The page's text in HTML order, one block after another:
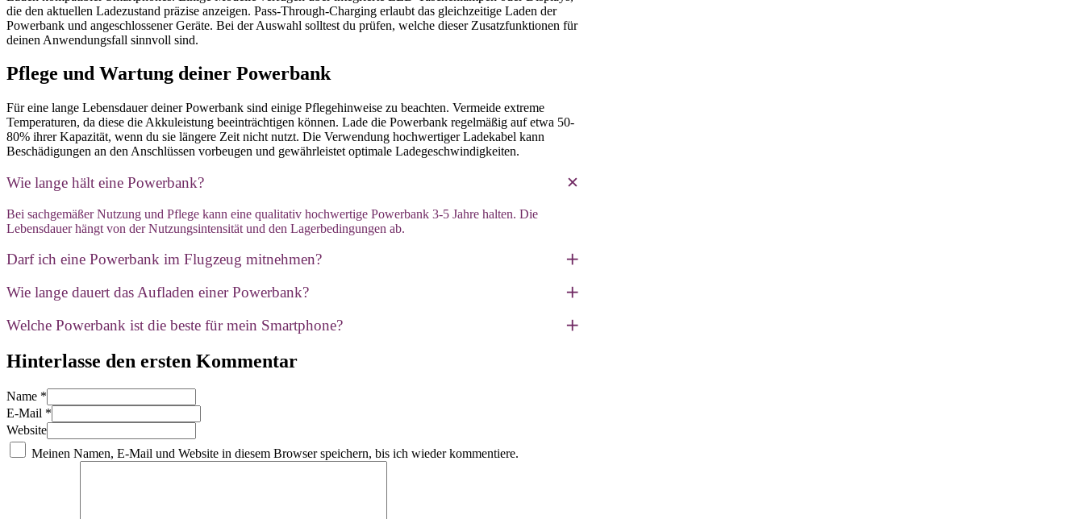
die den aktuellen Ladezustand präzise anzeigen. Pass-Through-Charging erlaubt das gleichzeitige Laden der
Powerbank und angeschlossener Geräte. Bei der Auswahl solltest du prüfen, welche dieser Zusatzfunktionen für
deinen Anwendungsfall sinnvoll sind.
Pflege und Wartung deiner Powerbank
Für eine lange Lebensdauer deiner Powerbank sind einige Pflegehinweise zu beachten. Vermeide extreme
Temperaturen, da diese die Akkuleistung beeinträchtigen können. Lade die Powerbank regelmäßig auf etwa 50-
80% ihrer Kapazität, wenn du sie längere Zeit nicht nutzt. Die Verwendung hochwertiger Ladekabel kann
Beschädigungen an den Anschlüssen vorbeugen und gewährleistet optimale Ladegeschwindigkeiten.
Wie lange hält eine Powerbank?
Bei sachgemäßer Nutzung und Pflege kann eine qualitativ hochwertige Powerbank 3-5 Jahre halten. Die
Lebensdauer hängt von der Nutzungsintensität und den Lagerbedingungen ab.
Darf ich eine Powerbank im Flugzeug mitnehmen?
Wie lange dauert das Aufladen einer Powerbank?
Welche Powerbank ist die beste für mein Smartphone?
Hinterlasse den ersten Kommentar
Name *
E-Mail *
Website
Meinen Namen, E-Mail und Website in diesem Browser speichern, bis ich wieder kommentiere.